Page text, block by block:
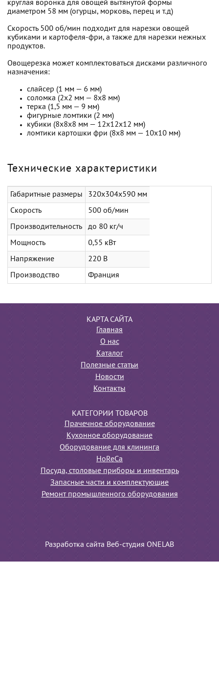
круглая воронка для овощей вытянутой формы
диаметром 58 мм (огурцы, морковь, перец и т.д)
Скорость 500 об/мин подходит для нарезки овощей
кубиками и картофеля-фри, а также для нарезки нежных
продуктов.
Овощерезка может комплектоваться дисками различного
назначения:
слайсер (1 мм — 6 мм)
соломка (2х2 мм — 8х8 мм)
терка (1,5 мм — 9 мм)
фигурные ломтики (2 мм)
кубики (8х8х8 мм — 12х12х12 мм)
ломтики картошки фри (8х8 мм — 10х10 мм)
Технические характеристики
Габаритные размеры 320х304х590 мм
Скорость 500 об/мин
Производительность до 80 кг/ч
Мощность 0,55 кВт
Напряжение 220 В
Производство Франция
КАРТА САЙТА
Главная
О нас
Каталог
Полезные статьи
Новости
Контакты
КАТЕГОРИИ ТОВАРОВ
Прачечное оборудование
Кухонное оборудование
Оборудование для клининга
HoReCa
Посуда, столовые приборы и инвентарь
Запасные части и комплектующие
Ремонт промышленного оборудования
Разработка сайта Веб-студия ONELAB